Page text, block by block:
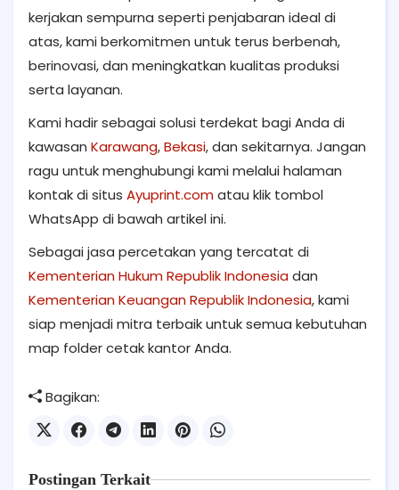
kerjakan sempurna seperti penjabaran ideal di
atas, kami berkomitmen untuk terus berbenah,
berinovasi, dan meningkatkan kualitas produksi
serta layanan.
Kami hadir sebagai solusi terdekat bagi Anda di
kawasan Karawang,Bekasi, dan sekitarnya. Jangan
ragu untuk menghubungi kami melalui halaman
kontak di situs Ayuprint.comatau klik tombol
WhatsApp di bawah artikel ini.
Sebagai jasa percetakan yang tercatat di
Kementerian Hukum Republik Indonesiadan
Kementerian Keuangan Republik Indonesia, kami
siap menjadi mitra terbaik untuk semua kebutuhan
map folder cetak kantor Anda.
Bagikan:
Postingan Terkait